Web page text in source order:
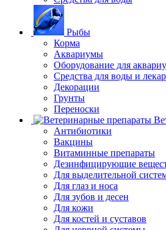
Рыбы
Корма
Аквариумы
Оборудование для
Средства для воды и
Декорации
Грунты
Переноски
Антибиотики
Вакцины
Витаминные препараты
Дезинфицирующие
Для выделительной
Для глаз и носа
Для зубов и десен
Для кожи
Для костей и суставов